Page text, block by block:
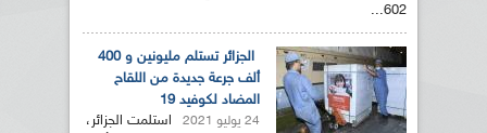
602...
الجزائر تستلم مليونين و 400
ألف جرعة جديدة من اللقاح
المضاد لكوفيد 19
24 يوليو 2021
استلمت الجزائر،